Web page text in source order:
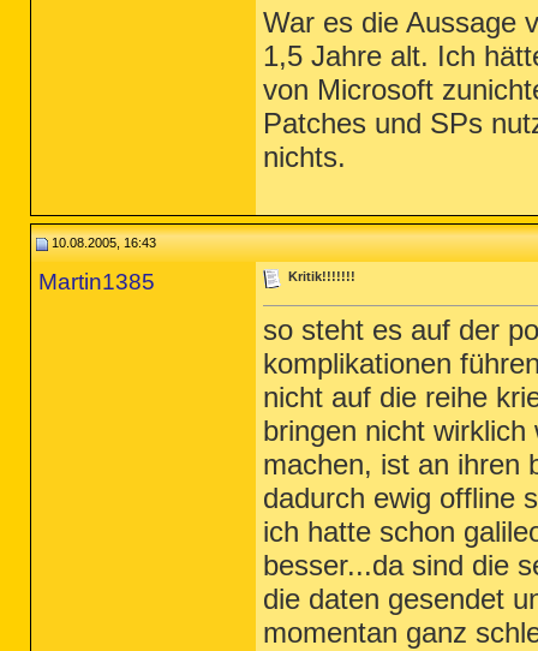
War es die Aussage
1,5 Jahre alt. Ich
von Microsoft
Patches und SPs
nichts.
10.08.2005, 16:43
Martin1385 Kritik!!!!!!!
so steht es auf der
komplikationen
nicht auf die reihe
bringen nicht
machen, ist an ihren
dadurch ewig offline
ich hatte schon
besser...da sind die
die daten gesendet
momentan ganz